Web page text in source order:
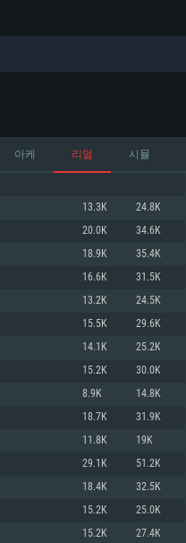
Radeon 77XX / NVIDIA
은 지원하지 않습니다)
5200 (Mac), 혹은 이와 비슷한 성
해상도: 720p
픽 드라이버를 지원하는 NVIDIA
지며 최신 그래픽 드라이버를 지
도 720p)
아케 리얼 시뮬
13.3K 24.8K
20.0K 34.6K
18.9K 35.4K
16.6K 31.5K
13.2K 24.5K
15.5K 29.6K
14.1K 25.2K
15.2K 30.0K
8.9K 14.8K
18.7K 31.9K
11.8K 19K
29.1K 51.2K
18.4K 32.5K
15.2K 25.0K
15.2K 27.4K